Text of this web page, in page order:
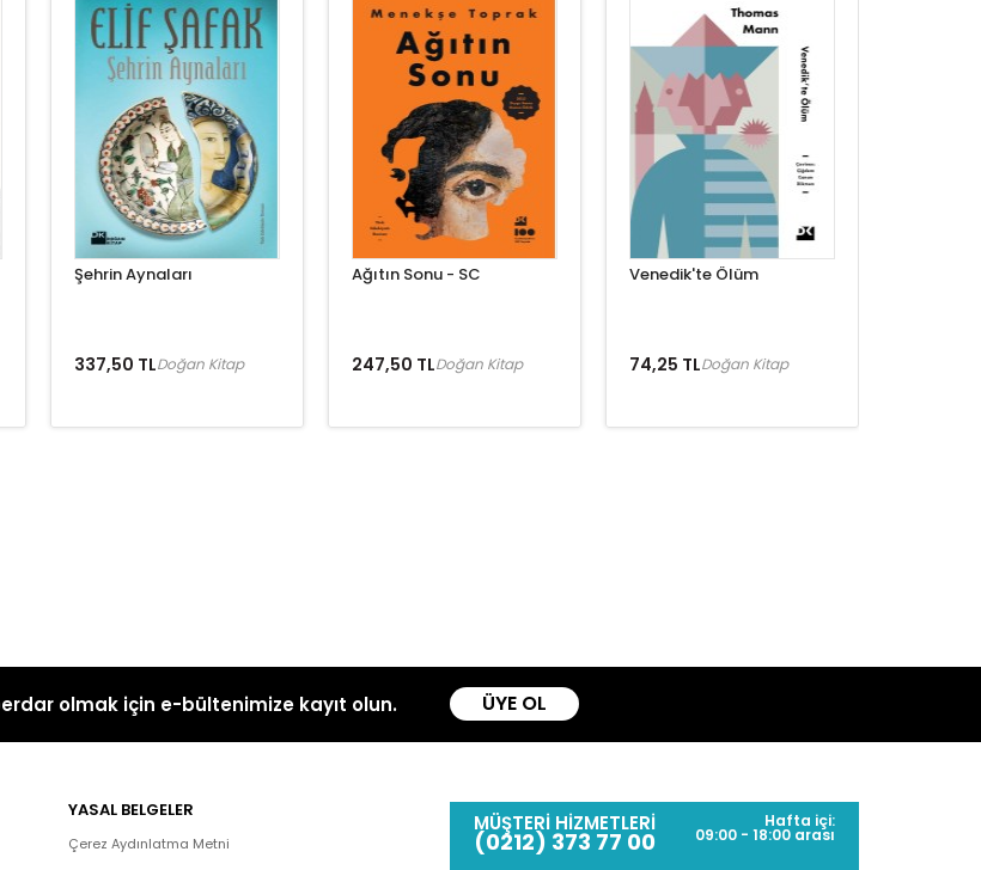
Şehrin Aynaları
337,50 TLDoğan Kitap
Ağıtın Sonu - SC
247,50 TLDoğan Kitap
Venedik'te Ölüm
74,25 TLDoğan Kitap
olmak için e-bültenimize kayıt olun. ÜYE OL
YASAL BELGELER
Çerez Aydınlatma Metni
MÜŞTERİ HİZMETLERİ
(0212) 373 77 00
Hafta içi:
09:00 - 18:00 arası